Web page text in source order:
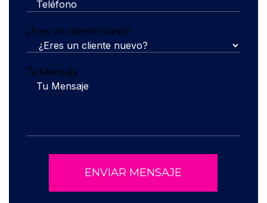
¿Eres un cliente nuevo?
Tu Mensaje